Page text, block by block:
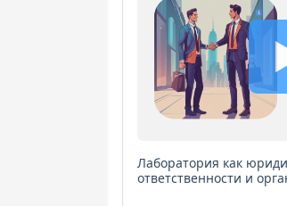
Лаборатория как
ответственности и